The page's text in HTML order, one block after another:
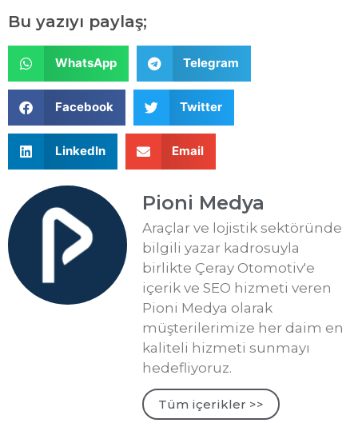
Bu yazıyı paylaş;
WhatsApp Telegram
Facebook Twitter
LinkedIn Email
Pioni Medya
Araçlar ve lojistik sektöründe
bilgili yazar kadrosuyla
birlikte Çeray Otomotiv'e
içerik ve SEO hizmeti veren
Pioni Medya olarak
müşterilerimize her daim en
kaliteli hizmeti sunmayı
hedefliyoruz.
Tüm içerikler >>